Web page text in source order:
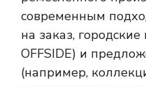
современным
на заказ,
OFFSIDE) и
(например,